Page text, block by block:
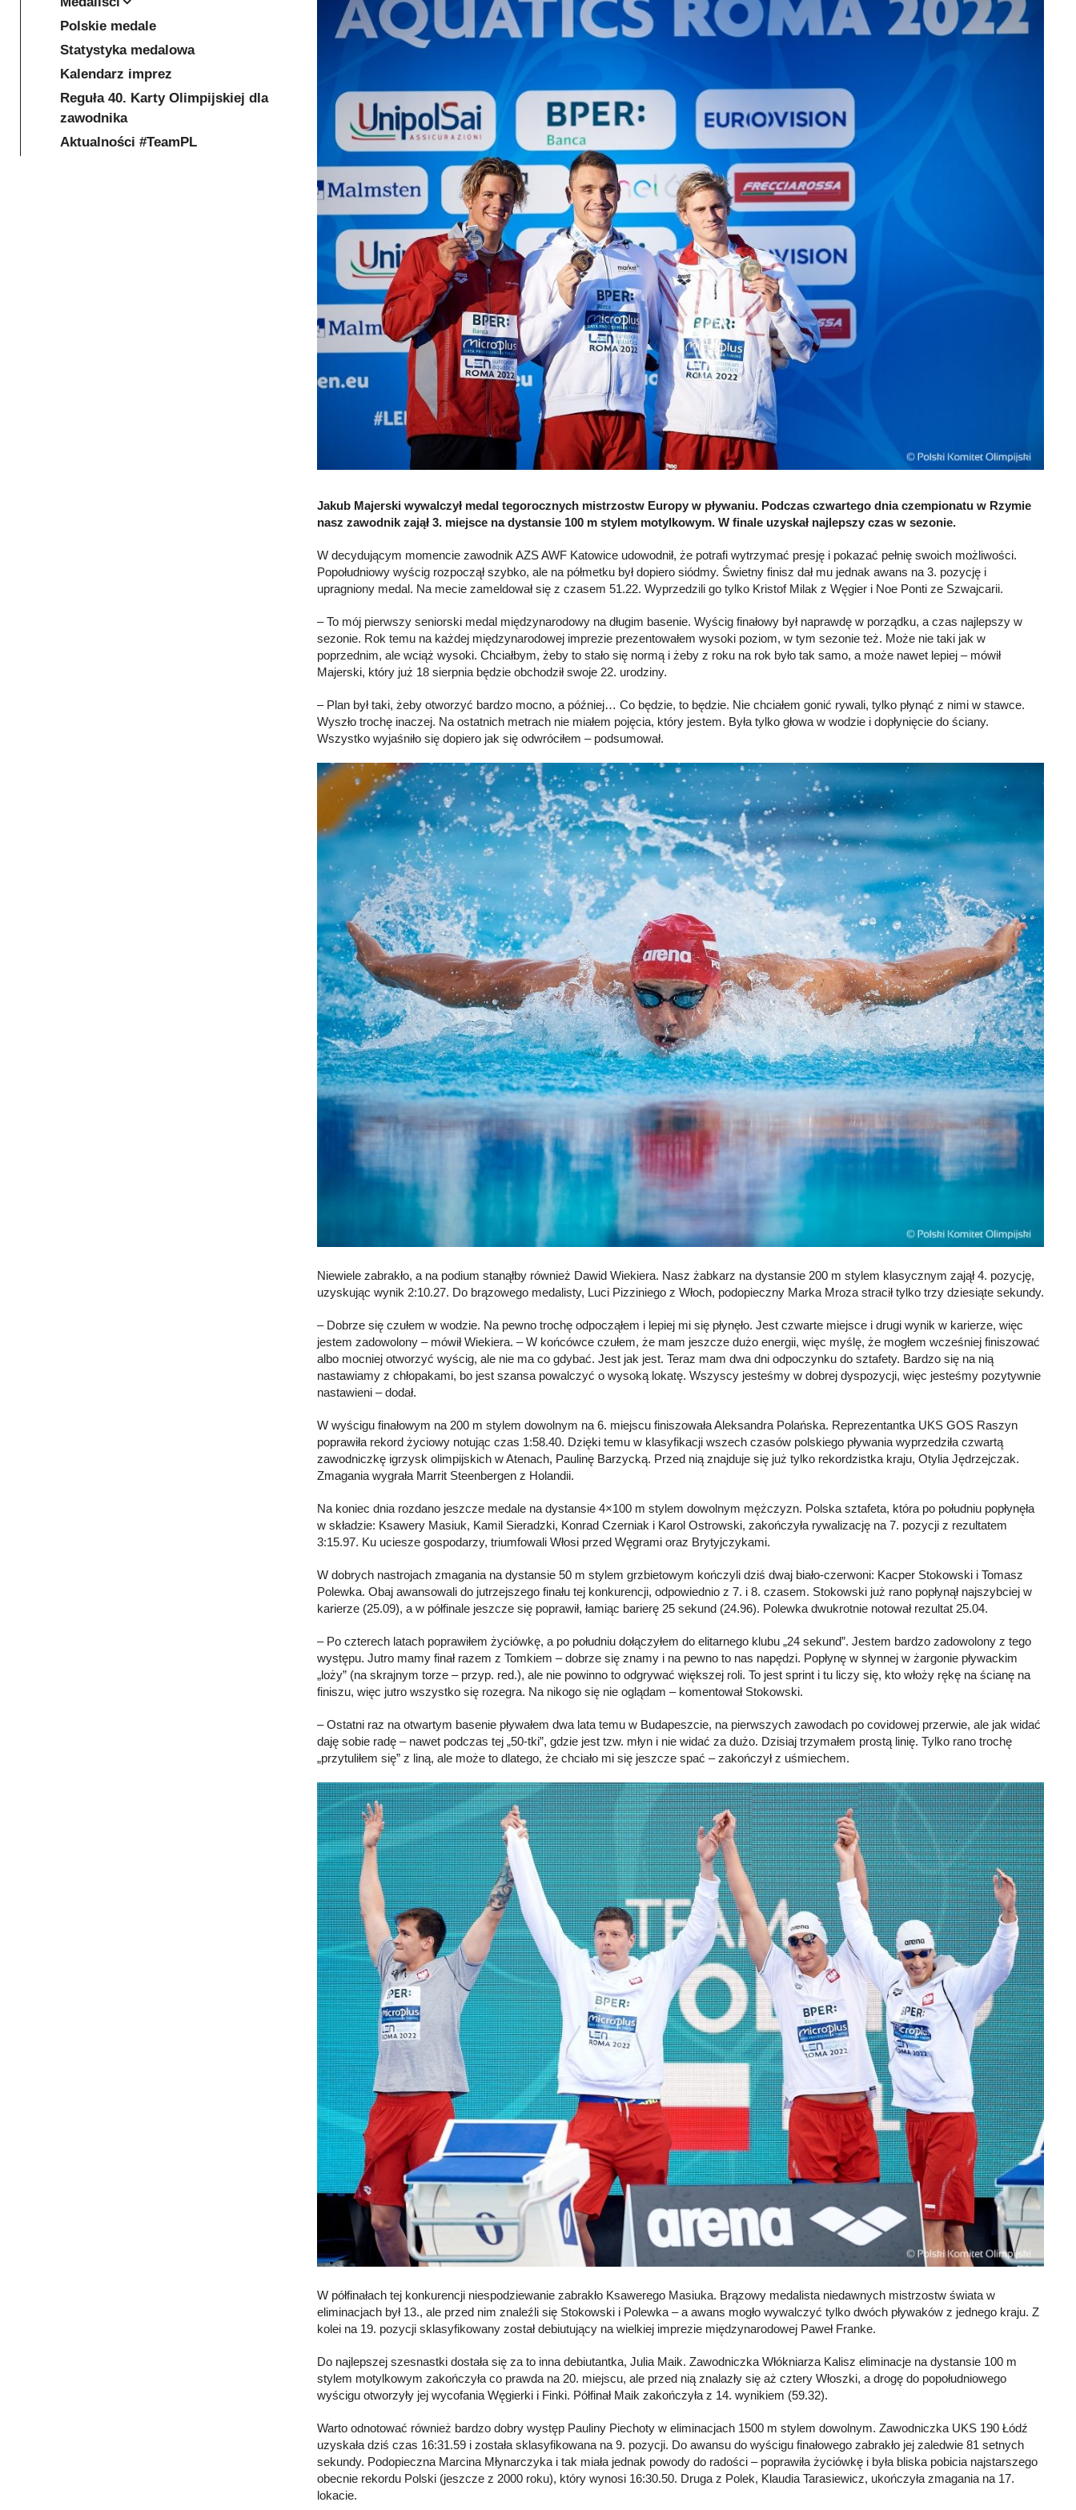
Jakub Majerski wywalczył medal tegorocznych mistrzostw Europy w pływaniu. Podczas czwartego dnia czempionatu w Rzymie
nasz zawodnik zajął 3. miejsce na dystansie 100 m stylem motylkowym. W finale uzyskał najlepszy czas w sezonie.
W decydującym momencie zawodnik AZS AWF Katowice udowodnił, że potrafi wytrzymać presję i pokazać pełnię swoich możliwości.
Popołudniowy wyścig rozpoczął szybko, ale na półmetku był dopiero siódmy. Świetny finisz dał mu jednak awans na 3. pozycję i
upragniony medal. Na mecie zameldował się z czasem 51.22. Wyprzedzili go tylko Kristof Milak z Węgier i Noe Ponti ze Szwajcarii.
– To mój pierwszy seniorski medal międzynarodowy na długim basenie. Wyścig finałowy był naprawdę w porządku, a czas najlepszy w
sezonie. Rok temu na każdej międzynarodowej imprezie prezentowałem wysoki poziom, w tym sezonie też. Może nie taki jak w
poprzednim, ale wciąż wysoki. Chciałbym, żeby to stało się normą i żeby z roku na rok było tak samo, a może nawet lepiej – mówił
Majerski, który już 18 sierpnia będzie obchodził swoje 22. urodziny.
– Plan był taki, żeby otworzyć bardzo mocno, a później… Co będzie, to będzie. Nie chciałem gonić rywali, tylko płynąć z nimi w stawce.
Wyszło trochę inaczej. Na ostatnich metrach nie miałem pojęcia, który jestem. Była tylko głowa w wodzie i dopłynięcie do ściany.
Wszystko wyjaśniło się dopiero jak się odwróciłem – podsumował.
Niewiele zabrakło, a na podium stanąłby również Dawid Wiekiera. Nasz żabkarz na dystansie 200 m stylem klasycznym zajął 4. pozycję,
uzyskując wynik 2:10.27. Do brązowego medalisty, Luci Pizziniego z Włoch, podopieczny Marka Mroza stracił tylko trzy dziesiąte sekundy.
– Dobrze się czułem w wodzie. Na pewno trochę odpocząłem i lepiej mi się płynęło. Jest czwarte miejsce i drugi wynik w karierze, więc
jestem zadowolony – mówił Wiekiera. – W końcówce czułem, że mam jeszcze dużo energii, więc myślę, że mogłem wcześniej finiszować
albo mocniej otworzyć wyścig, ale nie ma co gdybać. Jest jak jest. Teraz mam dwa dni odpoczynku do sztafety. Bardzo się na nią
nastawiamy z chłopakami, bo jest szansa powalczyć o wysoką lokatę. Wszyscy jesteśmy w dobrej dyspozycji, więc jesteśmy pozytywnie
nastawieni – dodał.
W wyścigu finałowym na 200 m stylem dowolnym na 6. miejscu finiszowała Aleksandra Polańska. Reprezentantka UKS GOS Raszyn
poprawiła rekord życiowy notując czas 1:58.40. Dzięki temu w klasyfikacji wszech czasów polskiego pływania wyprzedziła czwartą
zawodniczkę igrzysk olimpijskich w Atenach, Paulinę Barzycką. Przed nią znajduje się już tylko rekordzistka kraju, Otylia Jędrzejczak.
Zmagania wygrała Marrit Steenbergen z Holandii.
Na koniec dnia rozdano jeszcze medale na dystansie 4×100 m stylem dowolnym mężczyzn. Polska sztafeta, która po południu popłynęła
w składzie: Ksawery Masiuk, Kamil Sieradzki, Konrad Czerniak i Karol Ostrowski, zakończyła rywalizację na 7. pozycji z rezultatem
3:15.97. Ku uciesze gospodarzy, triumfowali Włosi przed Węgrami oraz Brytyjczykami.
W dobrych nastrojach zmagania na dystansie 50 m stylem grzbietowym kończyli dziś dwaj biało-czerwoni: Kacper Stokowski i Tomasz
Polewka. Obaj awansowali do jutrzejszego finału tej konkurencji, odpowiednio z 7. i 8. czasem. Stokowski już rano popłynął najszybciej w
karierze (25.09), a w półfinale jeszcze się poprawił, łamiąc barierę 25 sekund (24.96). Polewka dwukrotnie notował rezultat 25.04.
– Po czterech latach poprawiłem życiówkę, a po południu dołączyłem do elitarnego klubu „24 sekund”. Jestem bardzo zadowolony z tego
występu. Jutro mamy finał razem z Tomkiem – dobrze się znamy i na pewno to nas napędzi. Popłynę w słynnej w żargonie pływackim
„loży” (na skrajnym torze – przyp. red.), ale nie powinno to odgrywać większej roli. To jest sprint i tu liczy się, kto włoży rękę na ścianę na
finiszu, więc jutro wszystko się rozegra. Na nikogo się nie oglądam – komentował Stokowski.
– Ostatni raz na otwartym basenie pływałem dwa lata temu w Budapeszcie, na pierwszych zawodach po covidowej przerwie, ale jak widać
daję sobie radę – nawet podczas tej „50-tki”, gdzie jest tzw. młyn i nie widać za dużo. Dzisiaj trzymałem prostą linię. Tylko rano trochę
„przytuliłem się” z liną, ale może to dlatego, że chciało mi się jeszcze spać – zakończył z uśmiechem.
W półfinałach tej konkurencji niespodziewanie zabrakło Ksawerego Masiuka. Brązowy medalista niedawnych mistrzostw świata w
eliminacjach był 13., ale przed nim znaleźli się Stokowski i Polewka – a awans mogło wywalczyć tylko dwóch pływaków z jednego kraju. Z
kolei na 19. pozycji sklasyfikowany został debiutujący na wielkiej imprezie międzynarodowej Paweł Franke.
Do najlepszej szesnastki dostała się za to inna debiutantka, Julia Maik. Zawodniczka Włókniarza Kalisz eliminacje na dystansie 100 m
stylem motylkowym zakończyła co prawda na 20. miejscu, ale przed nią znalazły się aż cztery Włoszki, a drogę do popołudniowego
wyścigu otworzyły jej wycofania Węgierki i Finki. Półfinał Maik zakończyła z 14. wynikiem (59.32).
Warto odnotować również bardzo dobry występ Pauliny Piechoty w eliminacjach 1500 m stylem dowolnym. Zawodniczka UKS 190 Łódź
uzyskała dziś czas 16:31.59 i została sklasyfikowana na 9. pozycji. Do awansu do wyścigu finałowego zabrakło jej zaledwie 81 setnych
sekundy. Podopieczna Marcina Młynarczyka i tak miała jednak powody do radości – poprawiła życiówkę i była bliska pobicia najstarszego
obecnie rekordu Polski (jeszcze z 2000 roku), który wynosi 16:30.50. Druga z Polek, Klaudia Tarasiewicz, ukończyła zmagania na 17.
lokacie.
Polskie medale
Statystyka medalowa
Kalendarz imprez
Reguła 40. Karty Olimpijskiej dla
zawodnika
Aktualności #TeamPL